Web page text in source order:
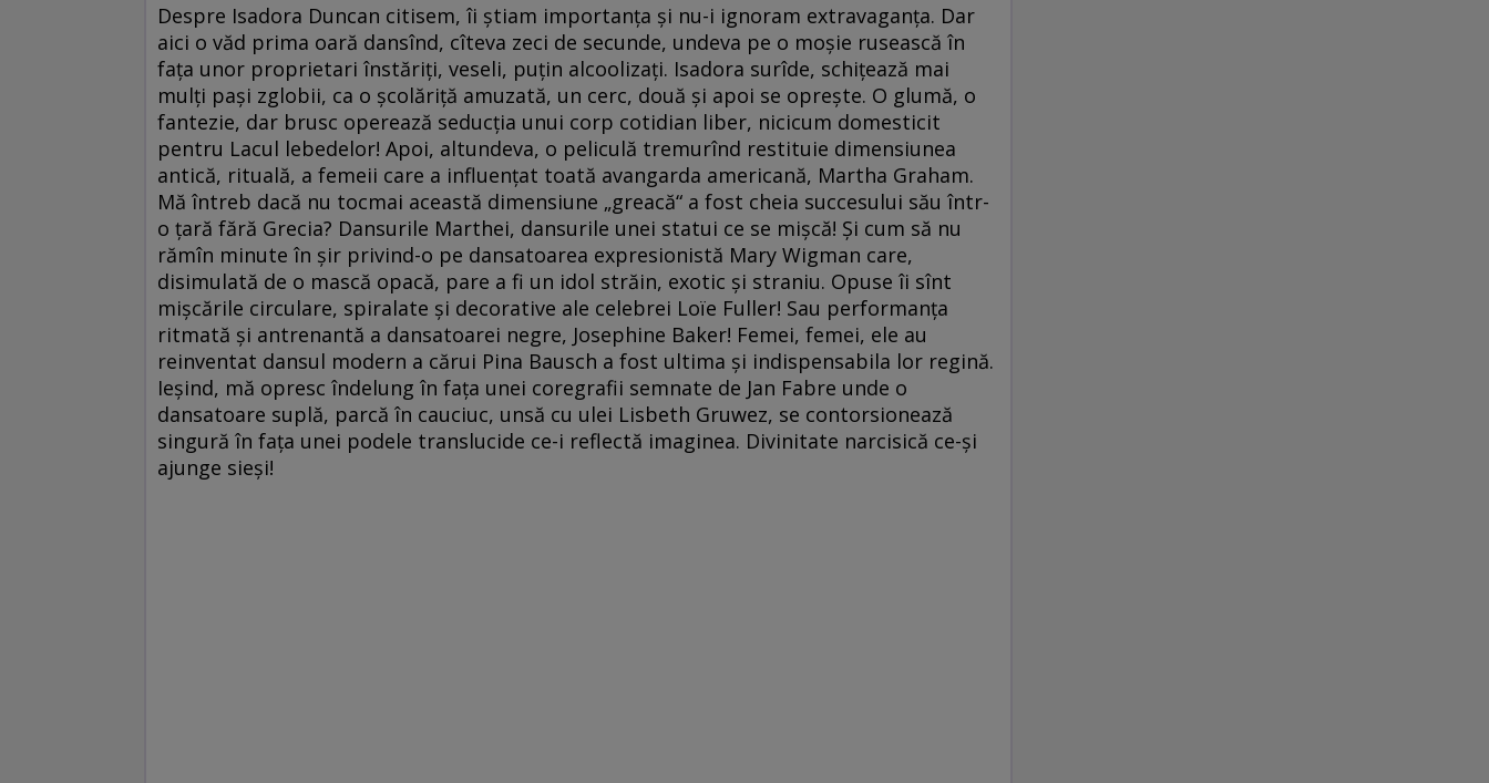
Despre Isadora Duncan citisem, îi ştiam importanţa şi nu-i ignoram extravaganţa. Dar
aici o văd prima oară dansînd, cîteva zeci de secunde, undeva pe o moşie rusească în
faţa unor proprietari înstăriţi, veseli, puţin alcoolizaţi. Isadora surîde, schiţează mai
mulţi paşi zglobii, ca o şcolăriţă amuzată, un cerc, două şi apoi se opreşte. O glumă, o
fantezie, dar brusc operează seducţia unui corp cotidian liber, nicicum domesticit
pentru Lacul lebedelor! Apoi, altundeva, o peliculă tremurînd restituie dimensiunea
antică, rituală, a femeii care a influenţat toată avangarda americană, Martha Graham.
Mă întreb dacă nu tocmai această dimensiune „greacă“ a fost cheia succesului său într-
o ţară fără Grecia? Dansurile Marthei, dansurile unei statui ce se mişcă! Şi cum să nu
rămîn minute în şir privind-o pe dansatoarea expresionistă Mary Wigman care,
disimulată de o mască opacă, pare a fi un idol străin, exotic şi straniu. Opuse îi sînt
mişcările circulare, spiralate şi decorative ale celebrei Loïe Fuller! Sau performanţa
ritmată şi antrenantă a dansatoarei negre, Josephine Baker! Femei, femei, ele au
reinventat dansul modern a cărui Pina Bausch a fost ultima şi indispensabila lor regină.
Ieşind, mă opresc îndelung în faţa unei coregrafii semnate de Jan Fabre unde o
dansatoare suplă, parcă în cauciuc, unsă cu ulei Lisbeth Gruwez, se contorsionează
singură în faţa unei podele translucide ce-i reflectă imaginea. Divinitate narcisică ce-şi
ajunge sieşi!